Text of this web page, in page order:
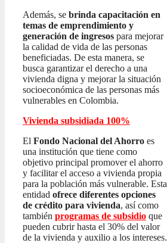
Además, se brinda capacitación en
temas de emprendimiento y
generación de ingresos para mejorar
la calidad de vida de las personas
beneficiadas. De esta manera, se
busca garantizar el derecho a una
vivienda digna y mejorar la situación
socioeconómica de las personas más
vulnerables en Colombia.
Vivienda subsidiada 100%
El Fondo Nacional del Ahorro es
una institución que tiene como
objetivo principal promover el ahorro
y facilitar el acceso a vivienda propia
para la población más vulnerable. Esta
entidad ofrece diferentes opciones
de crédito para vivienda, así como
también programas de subsidio que
pueden cubrir hasta el 30% del valor
de la vivienda y auxilio a los intereses.